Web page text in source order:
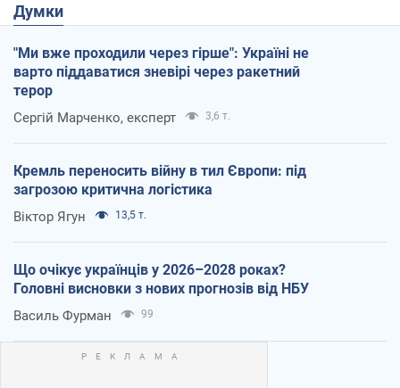
Думки
"Ми вже проходили через гірше": Україні не
варто піддаватися зневірі через ракетний
терор
Сергій Марченко, експерт 3,6 т.
Кремль переносить війну в тил Європи: під
загрозою критична логістика
Віктор Ягун 13,5 т.
Що очікує українців у 2026–2028 роках?
Головні висновки з нових прогнозів від НБУ
Василь Фурман 99